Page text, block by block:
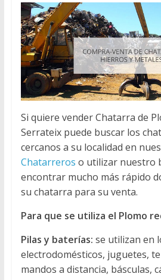
Si quiere vender Chatarra de
Serrateix puede buscar los
cercanos a su localidad en
Chatarreros o utilizar nuestro
encontrar mucho más rápido
su chatarra para su venta.
Para que se utiliza el Plomo
Pilas y baterías: se utilizan en
electrodomésticos, juguetes,
mandos a distancia, básculas,